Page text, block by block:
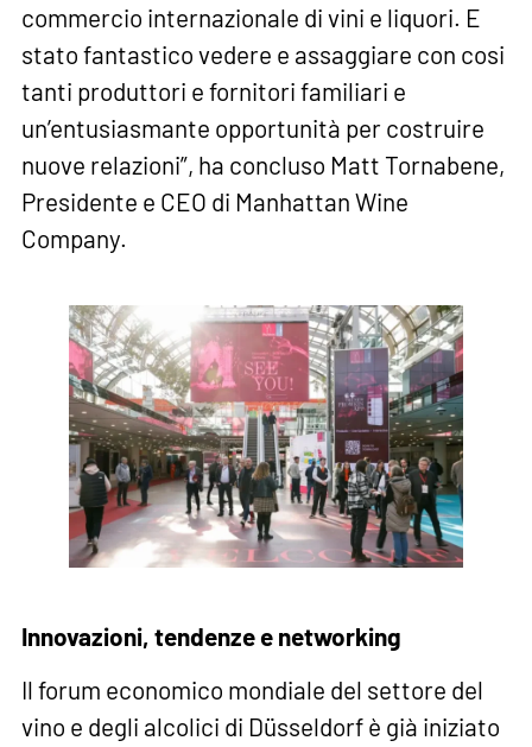
commercio internazionale di vini e liquori. E
stato fantastico vedere e assaggiare con cosi
tanti produttori e fornitori familiari e
un’entusiasmante opportunità per costruire
nuove relazioni”, ha concluso Matt Tornabene,
Presidente e CEO di Manhattan Wine
Company.
Innovazioni, tendenze e networking
Il forum economico mondiale del settore del
vino e degli alcolici di Düsseldorf è già iniziato